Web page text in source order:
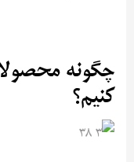
چگونه
کنیم؟